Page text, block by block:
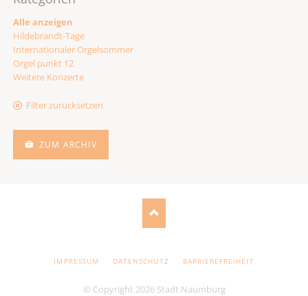
Alle anzeigen
Hildebrandt-Tage
Internationaler Orgelsommer
Orgel punkt 12
Weitere Konzerte
Filter zurücksetzen
ZUM ARCHIV
NAVIGATION
IMPRESSUM DATENSCHUTZ BARRIEREFREIHEIT
© Copyright 2026 Stadt Naumburg